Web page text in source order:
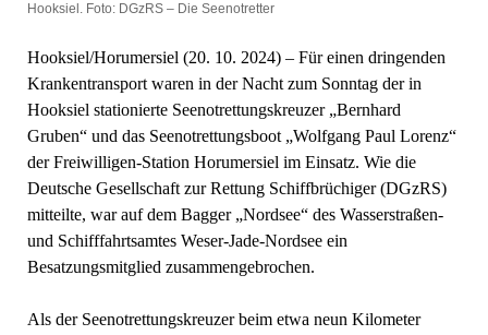
Hooksiel. Foto: DGzRS – Die Seenotretter
Hooksiel/Horumersiel (20. 10. 2024) – Für einen dringenden
Krankentransport waren in der Nacht zum Sonntag der in
Hooksiel stationierte Seenotrettungskreuzer „Bernhard
Gruben“ und das Seenotrettungsboot „Wolfgang Paul Lorenz“
der Freiwilligen-Station Horumersiel im Einsatz. Wie die
Deutsche Gesellschaft zur Rettung Schiffbrüchiger (DGzRS)
mitteilte, war auf dem Bagger „Nordsee“ des Wasserstraßen-
und Schifffahrtsamtes Weser-Jade-Nordsee ein
Besatzungsmitglied zusammengebrochen.
Als der Seenotrettungskreuzer beim etwa neun Kilometer